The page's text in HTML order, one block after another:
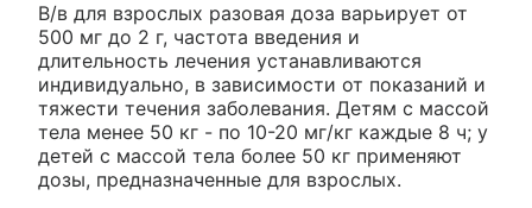
В/в для взрослых разовая доза варьирует от
500 мг до 2 г, частота введения и
длительность лечения устанавливаются
индивидуально, в зависимости от показаний и
тяжести течения заболевания. Детям с массой
тела менее 50 кг - по 10-20 мг/кг каждые 8 ч; у
детей с массой тела более 50 кг применяют
дозы, предназначенные для взрослых.